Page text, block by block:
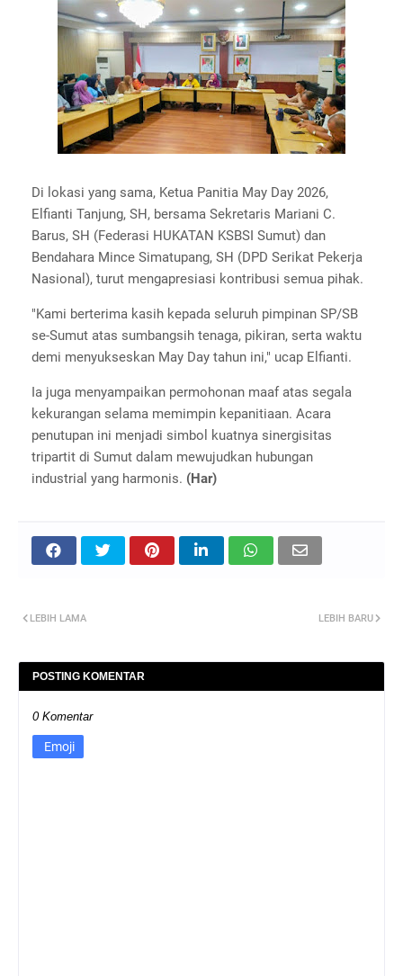
Di lokasi yang sama, Ketua Panitia May Day 2026,
Elfianti Tanjung, SH, bersama Sekretaris Mariani C.
Barus, SH (Federasi HUKATAN KSBSI Sumut) dan
Bendahara Mince Simatupang, SH (DPD Serikat Pekerja
Nasional), turut mengapresiasi kontribusi semua pihak.
"Kami berterima kasih kepada seluruh pimpinan SP/SB
se-Sumut atas sumbangsih tenaga, pikiran, serta waktu
demi menyukseskan May Day tahun ini," ucap Elfianti.
Ia juga menyampaikan permohonan maaf atas segala
kekurangan selama memimpin kepanitiaan. Acara
penutupan ini menjadi simbol kuatnya sinergisitas
tripartit di Sumut dalam mewujudkan hubungan
industrial yang harmonis. (Har)
LEBIH BARU
LEBIH LAMA
POSTING KOMENTAR
0 Komentar
Emoji